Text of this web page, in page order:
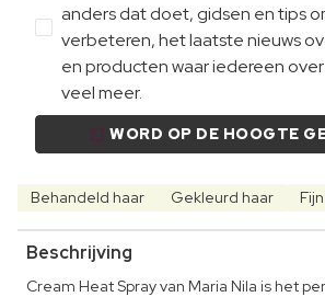
anders dat doet, gidsen en tips
verbeteren, het laatste nieuws
en producten waar iedereen
veel meer.
WORD OP DE HOOGTE
Behandeld haar Gekleurd haar
Beschrijving
Cream Heat Spray van Maria Nila is het